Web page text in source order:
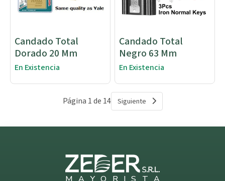
Candado Total
Dorado 20 Mm
En Existencia
Candado Total
Negro 63 Mm
En Existencia
Página 1 de 14 Siguiente